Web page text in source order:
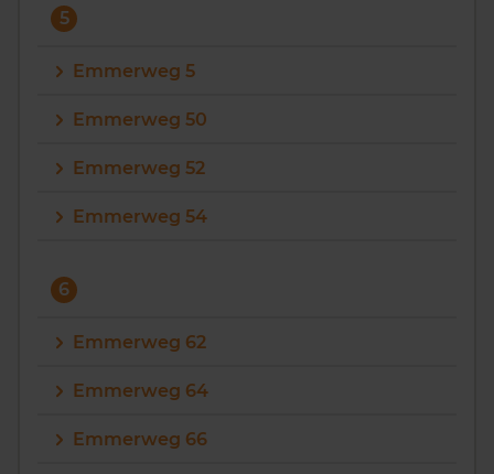
5
Emmerweg 5
Emmerweg 50
Emmerweg 52
Emmerweg 54
6
Emmerweg 62
Emmerweg 64
Emmerweg 66